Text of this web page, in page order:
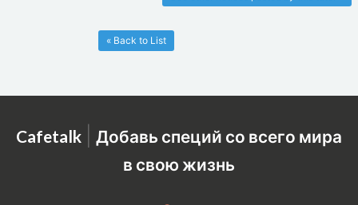
« Back to List
Cafetalk | Добавь специй со всего мира
в свою жизнь